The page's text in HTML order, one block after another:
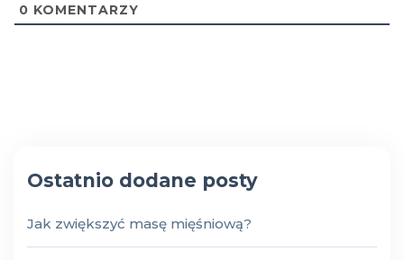
0 KOMENTARZY
Ostatnio dodane posty
Jak zwiększyć masę mięśniową?